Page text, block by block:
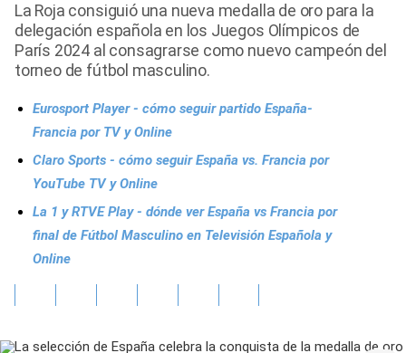
Vida Laboral
Tendencias Mix
Sports
La Roja consiguió una nueva medalla de oro para la
delegación española en los Juegos Olímpicos de
París 2024 al consagrarse como nuevo campeón del
torneo de fútbol masculino.
Eurosport Player - cómo seguir partido España-
Francia por TV y Online
Claro Sports - cómo seguir España vs. Francia por
YouTube TV y Online
La 1 y RTVE Play - dónde ver España vs Francia por
final de Fútbol Masculino en Televisión Española y
Online